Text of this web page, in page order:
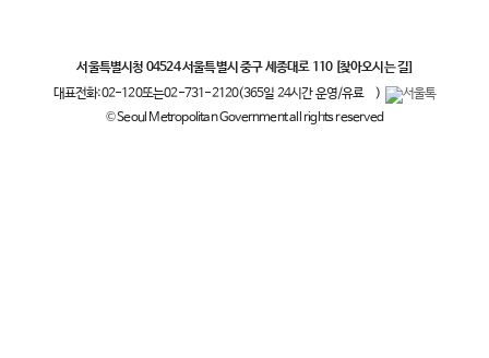
서울특별시청 04524 서울특별시 중구 세종대로 110 [찾아오시는 길]
대표전화:02-120또는02-731-2120(365일 24시간 운영/유료
)
© Seoul Metropolitan Government all rights reserved